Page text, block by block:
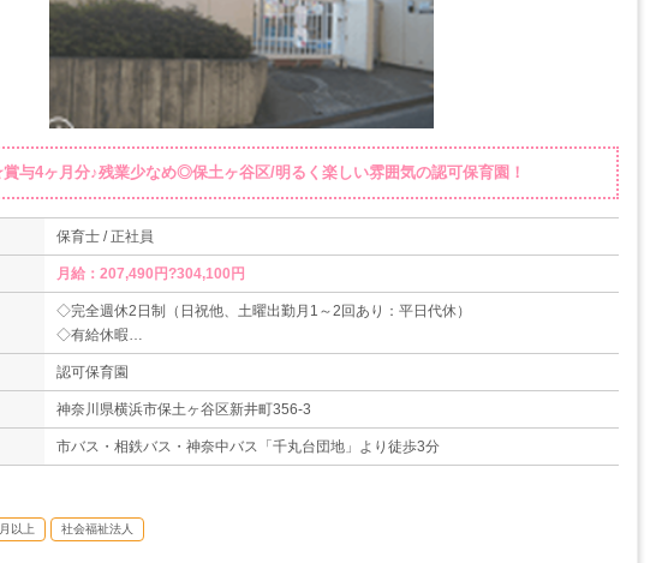
与4ヶ月分♪残業少なめ◎保土ヶ谷区/明るく楽しい雰囲気の認可保育園！
保育士 / 正社員
月給：207,490円?304,100円
◇完全週休2日制（日祝他、土曜出勤月1～2回あり：平日代休）
◇有給休暇
◇年末年始休暇（12/29-1/3）
◇夏季休暇（3日間）
◇年間休日数116日
認可保育園
神奈川県横浜市保土ヶ谷区新井町356-3
市バス・相鉄バス・神奈中バス「千丸台団地」より徒歩3分
以上 社会福祉法人